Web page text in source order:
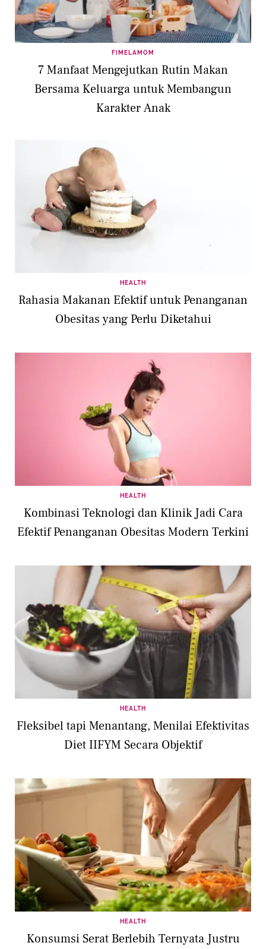
FIMELAMOM
7 Manfaat Mengejutkan Rutin Makan
Bersama Keluarga untuk Membangun
Karakter Anak
HEALTH
Rahasia Makanan Efektif untuk Penanganan
Obesitas yang Perlu Diketahui
HEALTH
Kombinasi Teknologi dan Klinik Jadi Cara
Efektif Penanganan Obesitas Modern Terkini
HEALTH
Fleksibel tapi Menantang, Menilai Efektivitas
Diet IIFYM Secara Objektif
HEALTH
Konsumsi Serat Berlebih Ternyata Justru